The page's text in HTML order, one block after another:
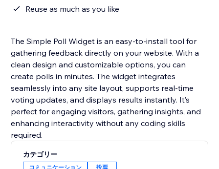
Reuse as much as you like
The Simple Poll Widget is an easy-to-install tool for
gathering feedback directly on your website. With a
clean design and customizable options, you can
create polls in minutes. The widget integrates
seamlessly into any site layout, supports real-time
voting updates, and displays results instantly. It’s
perfect for engaging visitors, gathering insights, and
enhancing interactivity without any coding skills
required.
カテゴリー
コミュニケーション 投票